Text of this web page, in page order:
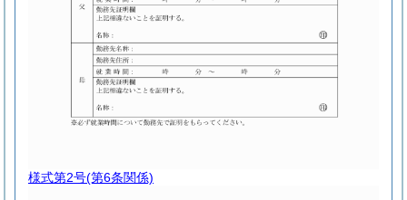
様式第2号(第6条関係)